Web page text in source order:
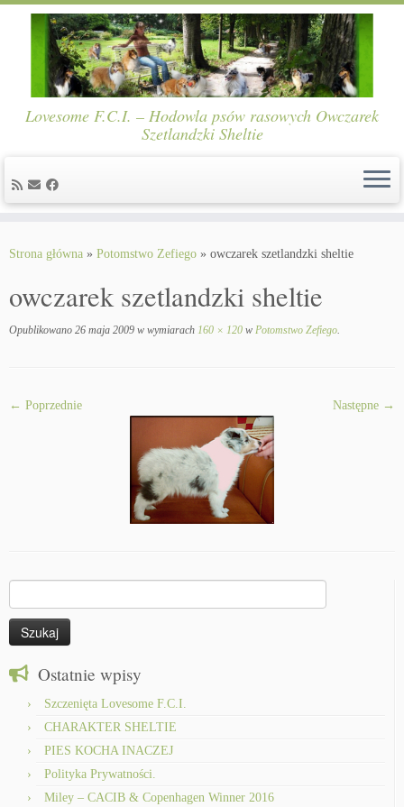
Lovesome F.C.I. – Hodowla psów rasowych Owczarek
Szetlandzki Sheltie
Strona główna » Potomstwo Zefiego » owczarek szetlandzki sheltie
owczarek szetlandzki sheltie
Opublikowano 26 maja 2009 w wymiarach 160 × 120 w Potomstwo Zefiego.
← Poprzednie Następne →
Ostatnie wpisy
Szczenięta Lovesome F.C.I.
CHARAKTER SHELTIE
PIES KOCHA INACZEJ
Polityka Prywatności.
Miley – CACIB & Copenhagen Winner 2016